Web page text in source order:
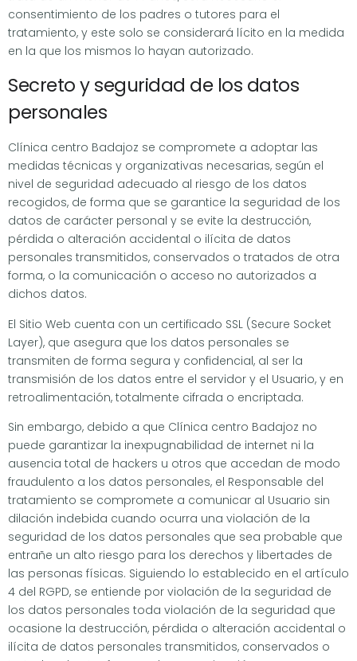
consentimiento de los padres o tutores para el
tratamiento, y este solo se considerará lícito en la medida
en la que los mismos lo hayan autorizado.
Secreto y seguridad de los datos
personales
Clínica centro Badajoz se compromete a adoptar las
medidas técnicas y organizativas necesarias, según el
nivel de seguridad adecuado al riesgo de los datos
recogidos, de forma que se garantice la seguridad de los
datos de carácter personal y se evite la destrucción,
pérdida o alteración accidental o ilícita de datos
personales transmitidos, conservados o tratados de otra
forma, o la comunicación o acceso no autorizados a
dichos datos.
El Sitio Web cuenta con un certificado SSL (Secure Socket
Layer), que asegura que los datos personales se
transmiten de forma segura y confidencial, al ser la
transmisión de los datos entre el servidor y el Usuario, y en
retroalimentación, totalmente cifrada o encriptada.
Sin embargo, debido a que Clínica centro Badajoz no
puede garantizar la inexpugnabilidad de internet ni la
ausencia total de hackers u otros que accedan de modo
fraudulento a los datos personales, el Responsable del
tratamiento se compromete a comunicar al Usuario sin
dilación indebida cuando ocurra una violación de la
seguridad de los datos personales que sea probable que
entrañe un alto riesgo para los derechos y libertades de
las personas físicas. Siguiendo lo establecido en el artículo
4 del RGPD, se entiende por violación de la seguridad de
los datos personales toda violación de la seguridad que
ocasione la destrucción, pérdida o alteración accidental o
ilícita de datos personales transmitidos, conservados o